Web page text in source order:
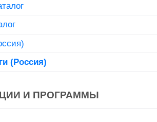
(Россия)
И ПРОГРАММЫ